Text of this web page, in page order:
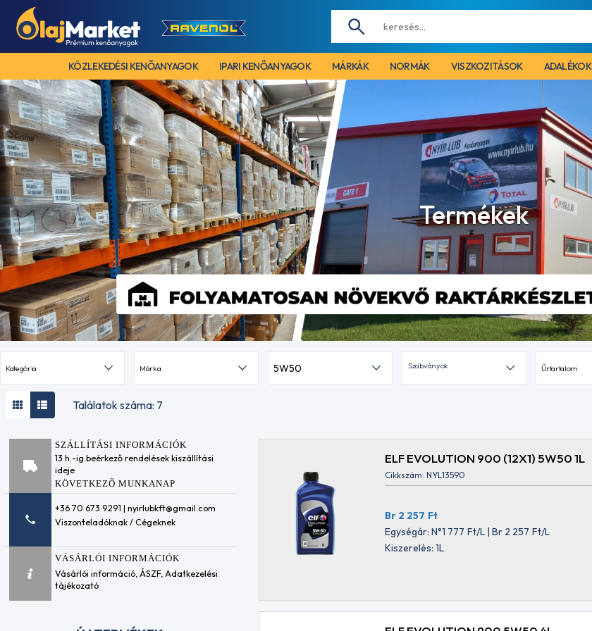
KÖZLEKEDÉSI KENŐANYAGOK IPARI KENŐANYAGOK MÁRKÁK NORMÁK VISZKOZITÁSOK ADALÉKOK
Termékek
Kategória Márka 5W50 Szabványok Űrtartalom
Találatok száma: 7
SZÁLLÍTÁSI INFORMÁCIÓK
13 h.-ig beérkező rendelések kiszállítási
ideje
KÖVETKEZŐ MUNKANAP
+36 70 673 9291 | nyirlubkft@gmail.com
Viszonteladóknak / Cégeknek
VÁSÁRLÓI INFORMÁCIÓK
Vásárlói információ,ÁSZF,Adatkezelési
tájékozató
ELF EVOLUTION 900 (12X1) 5W50 1L
Cikkszám: NYL13590
Br 2 257 Ft
Egységár: N°1 777 Ft/L | Br 2 257 Ft/L
Kiszerelés: 1L